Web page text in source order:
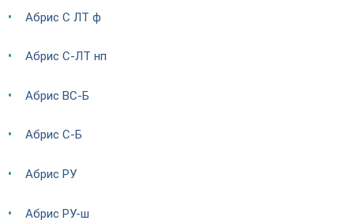
Абрис С ЛТ ф
Абрис С-ЛТ нп
Абрис ВС-Б
Абрис С-Б
Абрис РУ
Абрис РУ-ш